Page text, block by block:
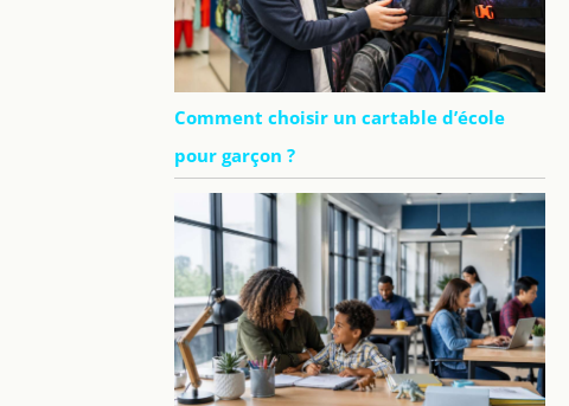
Comment choisir un cartable d’école
pour garçon ?